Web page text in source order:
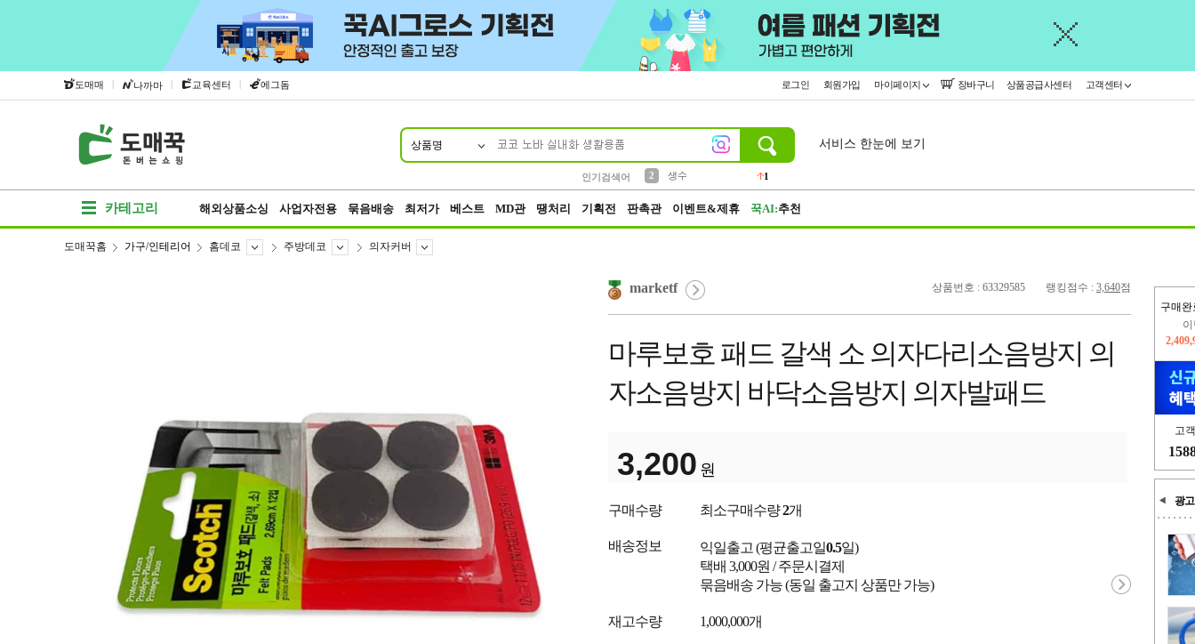
도매매 | 나까마 | 교육센터 | 에그돔 로그인 회원가입 마이페이지 장바구니 상품공급사센터 고객센터
상품명
인기검색어
3
케이스
1
서비스 한눈에 보기
카테고리 해외상품소싱 사업자전용 묶음배송 최저가 베스트 MD관 땡처리 기획전 판촉관 이벤트&제휴 꾹AI:추천
구매완
고
광고
도매꾹홈 가구/인테리어 홈데코 주방데코 의자커버
상품번호 : 63329585 랭킹점수 : 3,640점
marketf
마루보호 패드 갈색 소 의자다리소음방지 의
자소음방지 바닥소음방지 의자발패드
3,200 원
구매수량 최소구매수량2개
배송정보 익일출고 (평균출고일0.5일)
택배 3,000원 / 주문시결제
묶음배송 가능 (동일 출고지 상품만 가능)
재고수량 1,000,000개